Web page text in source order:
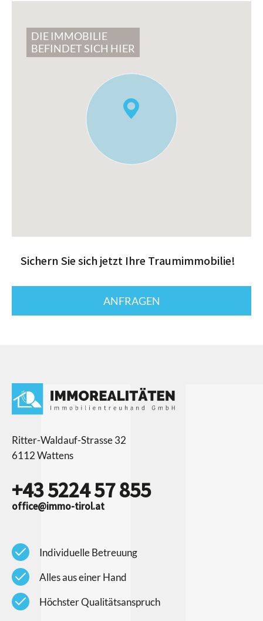
DIE IMMOBILIE
BEFINDET SICH HIER
Sichern Sie sich jetzt Ihre Traumimmobilie!
Ritter-Waldauf-Strasse 32
6112 Wattens
+43 5224 57 855
office@immo-tirol.at
check Individuelle Betreuung
check Alles aus einer Hand
check Höchster Qualitätsanspruch